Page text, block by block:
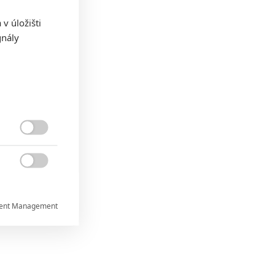
v úložišti

Management